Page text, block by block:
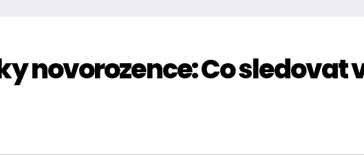
novorozence: Co sledovat